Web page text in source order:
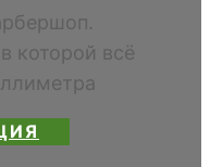
которой всё